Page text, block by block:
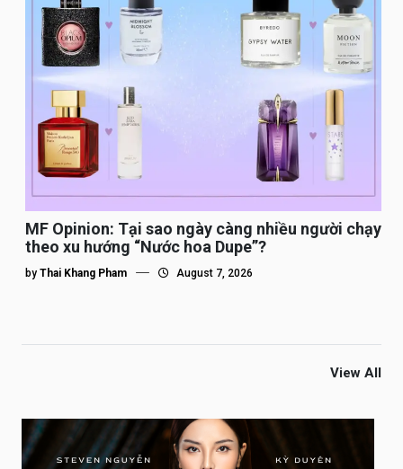
MF Opinion: Tại sao ngày càng nhiều người chạy
theo xu hướng “Nước hoa Dupe”?
by Thai Khang Pham August 7, 2026
View All